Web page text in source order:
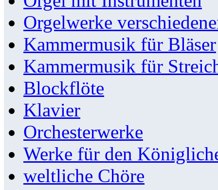
Orgelwerke
Kammermusik für Bläser
Kammermusik für
Blockflöte
Klavier
Orchesterwerke
Werke für den
weltliche Chöre